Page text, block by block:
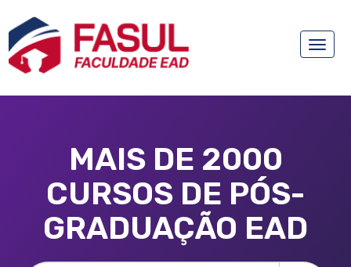
Toggle
MAIS DE 2000
CURSOS DE PÓS-
GRADUAÇÃO EAD